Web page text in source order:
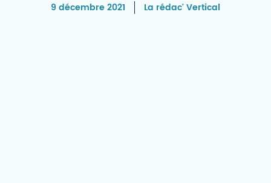
9 décembre 2021 La rédac' Vertical